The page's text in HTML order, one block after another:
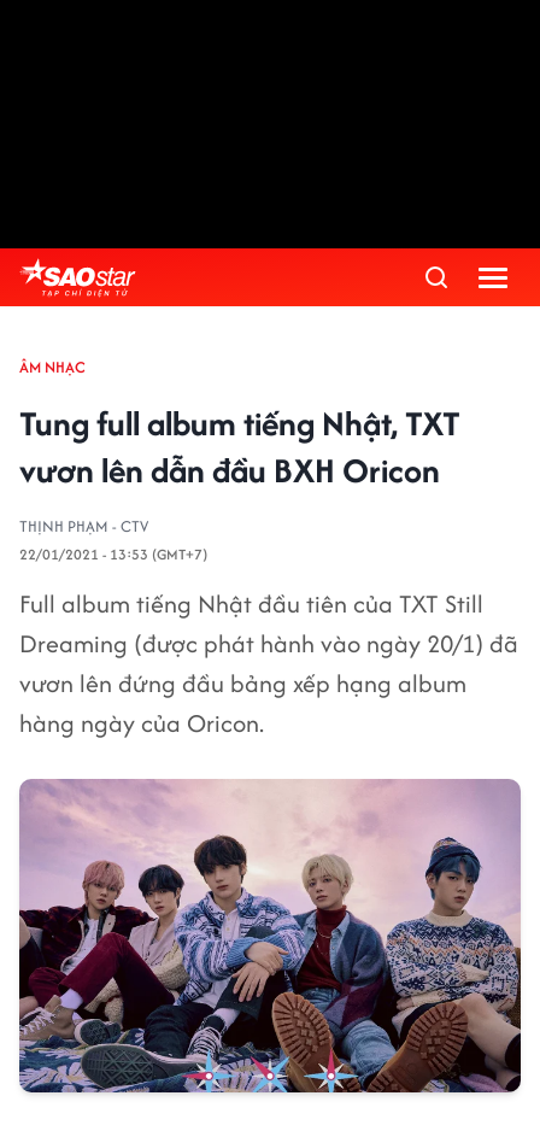
ÂM NHẠC
Tung full album tiếng Nhật, TXT
vươn lên dẫn đầu BXH Oricon
THỊNH PHẠM - CTV
22/01/2021 - 13:53 (GMT+7)
Full album tiếng Nhật đầu tiên của TXT Still
Dreaming (được phát hành vào ngày 20/1) đã
vươn lên đứng đầu bảng xếp hạng album
hàng ngày của Oricon.